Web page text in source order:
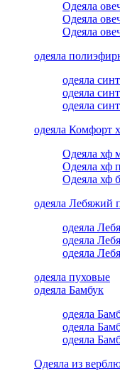
Одеяла
Одеяла
Одеяла
одеяла
одеяла
одеяла
одеяла
одеяла Комфорт
Одеяла хф
Одеяла хф
Одеяла хф
одеяла Лебяжий
одеяла
одеяла
одеяла
одеяла пуховые
одеяла Бамбук
одеяла
одеяла
одеяла
Одеяла из